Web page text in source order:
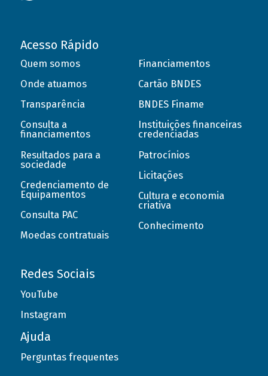
Acesso Rápido
Quem somos
Onde atuamos
Transparência
Consulta a
financiamentos
Resultados para a
sociedade
Credenciamento de
Equipamentos
Consulta PAC
Moedas contratuais
Financiamentos
Cartão BNDES
BNDES Finame
Instituições financeiras
credenciadas
Patrocínios
Licitações
Cultura e economia
criativa
Conhecimento
Redes Sociais
YouTube
Instagram
Ajuda
Perguntas frequentes